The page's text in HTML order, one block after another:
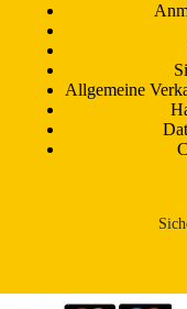
Allgemeine